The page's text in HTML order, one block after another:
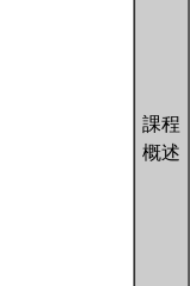
課程
概述